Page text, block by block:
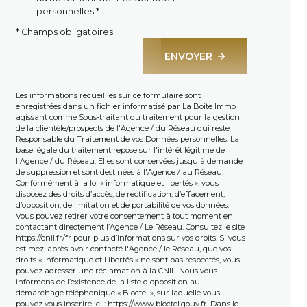
personnelles *
* Champs obligatoires
ENVOYER
Les informations recueillies sur ce formulaire sont
enregistrées dans un fichier informatisé par La Boite Immo
agissant comme Sous-traitant du traitement pour la gestion
de la clientèle/prospects de l'Agence / du Réseau qui reste
Responsable du Traitement de vos Données personnelles. La
base légale du traitement repose sur l'intérêt légitime de
l'Agence / du Réseau. Elles sont conservées jusqu'à demande
de suppression et sont destinées à l'Agence / au Réseau.
Conformément à la loi « informatique et libertés », vous
disposez des droits d’accès, de rectification, d’effacement,
d’opposition, de limitation et de portabilité de vos données.
Vous pouvez retirer votre consentement à tout moment en
contactant directement l’Agence / Le Réseau. Consultez le site
https://cnil.fr/fr pour plus d’informations sur vos droits. Si vous
estimez, après avoir contacté l'Agence / le Réseau, que vos
droits « Informatique et Libertés » ne sont pas respectés, vous
pouvez adresser une réclamation à la CNIL. Nous vous
informons de l’existence de la liste d'opposition au
démarchage téléphonique « Bloctel », sur laquelle vous
pouvez vous inscrire ici : https://www.bloctel.gouv.fr . Dans le